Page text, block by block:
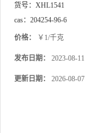
货号： XHL1541
cas： 204254-96-6
价格： ￥1/千克
发布日期： 2023-08-11
更新日期： 2026-08-07